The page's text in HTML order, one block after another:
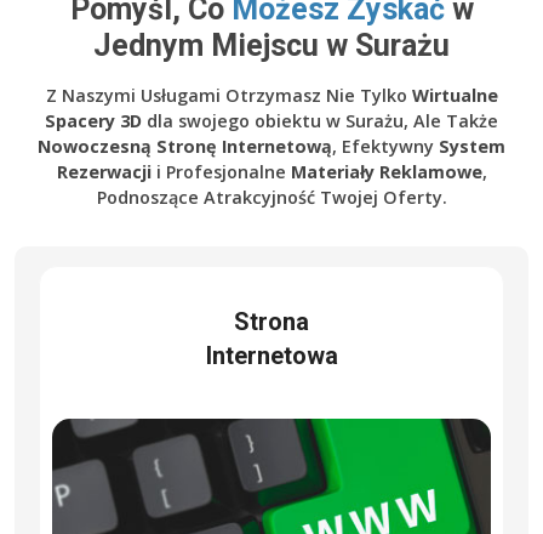
Pomyśl, Co Możesz Zyskaćw
Jednym Miejscu w Surażu
Z Naszymi Usługami Otrzymasz Nie Tylko Wirtualne
Spacery 3D dla swojego obiektu w Surażu, Ale Także
Nowoczesną Stronę Internetową, Efektywny System
Rezerwacjii Profesjonalne Materiały Reklamowe,
Podnoszące Atrakcyjność Twojej Oferty.
Strona
Internetowa